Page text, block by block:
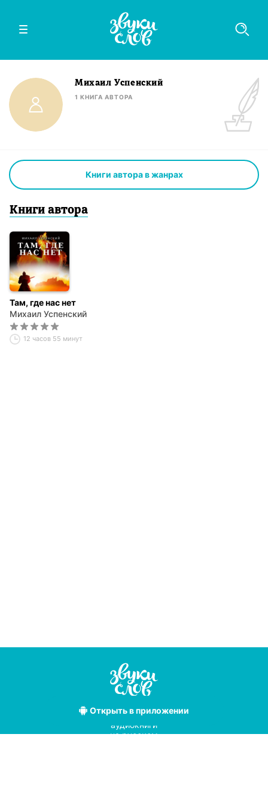
Михаил Успенский
1 КНИГА АВТОРА
Книги автора в жанрах
Книги автора
Там, где нас нет
Михаил Успенский
12 часов 55 минут
Открытьв приложении
Лучшие
аудиокниги
на русском